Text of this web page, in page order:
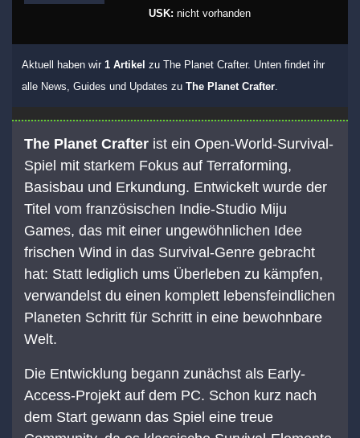
USK: nicht vorhanden
Aktuell haben wir 1 Artikel zu The Planet Crafter. Unten findet ihr
alle News, Guides und Updates zu The Planet Crafter.
The Planet Crafter ist ein Open-World-Survival-
Spiel mit starkem Fokus auf Terraforming,
Basisbau und Erkundung. Entwickelt wurde der
Titel vom französischen Indie-Studio Miju
Games, das mit einer ungewöhnlichen Idee
frischen Wind in das Survival-Genre gebracht
hat: Statt lediglich ums Überleben zu kämpfen,
verwandelst du einen komplett lebensfeindlichen
Planeten Schritt für Schritt in eine bewohnbare
Welt.
Die Entwicklung begann zunächst als Early-
Access-Projekt auf dem PC. Schon kurz nach
dem Start gewann das Spiel eine treue